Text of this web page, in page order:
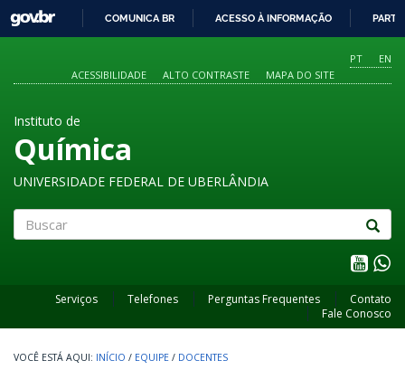
O
CONTEÚDO
GOVBR
COMUNICA BR ACESSO À INFORMAÇÃO
PT
EN
ACESSIBILIDADE
ALTO CONTRASTE MAPA DO SITE
Instituto de
Química
UNIVERSIDADE FEDERAL DE UBERLÂNDIA
Serviços Telefones Perguntas Frequentes
Contato
Fale Conosco
INÍCIO / EQUIPE / DOCENTES